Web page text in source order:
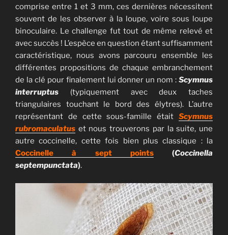
comprise entre 1 et 3 mm, ces dernières nécessitent
souvent de les observer à la loupe, voire sous loupe
binoculaire. Le challenge fut tout de même relevé et
avec succès ! L’espèce en question étant suffisamment
caractéristique, nous avons parcouru ensemble les
différentes propositions de chaque embranchement
de la clé pour finalement lui donner un nom : Scymnus
interruptus (typiquement avec deux taches
triangulaires touchant le bord des élytres). L’autre
représentant de cette sous-famille était Scymnus
rubromaculatus et nous trouverons par la suite, une
autre coccinelle, cette fois bien plus classique : la
Coccinelle à sept points(Coccinella
septempunctata).